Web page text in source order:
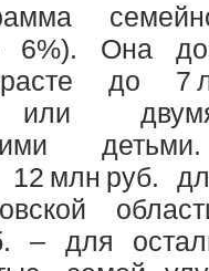
6%). Она
до 7
или
12 млн руб.
– для